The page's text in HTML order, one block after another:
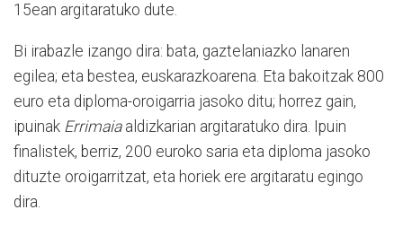
15ean argitaratuko dute.
Bi irabazle izango dira: bata, gaztelaniazko lanaren
egilea; eta bestea, euskarazkoarena. Eta bakoitzak 800
euro eta diploma-oroigarria jasoko ditu; horrez gain,
ipuinak Errimaiaaldizkarian argitaratuko dira. Ipuin
finalistek, berriz, 200 euroko saria eta diploma jasoko
dituzte oroigarritzat, eta horiek ere argitaratu egingo
dira.